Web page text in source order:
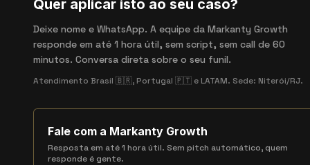
Quer aplicar isto ao seu caso?
Deixe nome e WhatsApp. A equipe da Markanty Growth
responde em até 1 hora útil, sem script, sem call de 60
minutos. Conversa direta sobre o seu funil.
Atendimento Brasil 🇧🇷, Portugal 🇵🇹 e LATAM. Sede: Niterói/RJ.
Fale com a Markanty Growth
Resposta em até 1 hora útil. Sem pitch automático, quem
responde é gente.